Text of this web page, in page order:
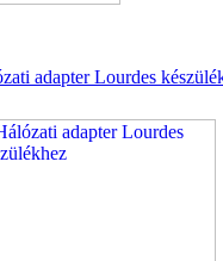
adapter Lourdes